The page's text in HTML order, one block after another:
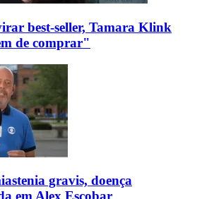
best-seller, Tamara Klink
de comprar"
gravis, doença
em Alex Escobar